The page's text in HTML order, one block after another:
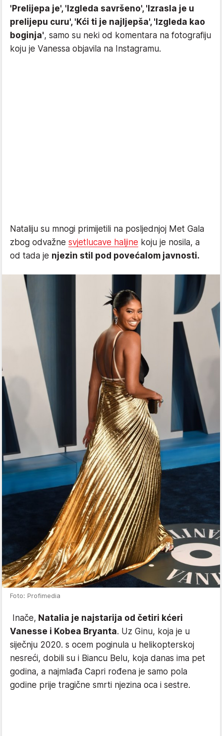
'Prelijepa je', 'Izgleda savršeno', 'Izrasla je u
prelijepu curu', 'Kći ti je najljepša', 'Izgleda kao
boginja', samo su neki od komentara na fotografiju
koju je Vanessa objavila na Instagramu.
Nataliju su mnogi primijetili na posljednjoj Met Gala
zbog odvažne svjetlucave haljine koju je nosila, a
od tada je njezin stil pod povećalom javnosti.
Foto: Profimedia
Inače, Natalia je najstarija od četiri kćeri
Vanesse i Kobea Bryanta. Uz Ginu, koja je u
siječnju 2020. s ocem poginula u helikopterskoj
nesreći, dobili su i Biancu Belu, koja danas ima pet
godina, a najmlađa Capri rođena je samo pola
godine prije tragične smrti njezina oca i sestre.